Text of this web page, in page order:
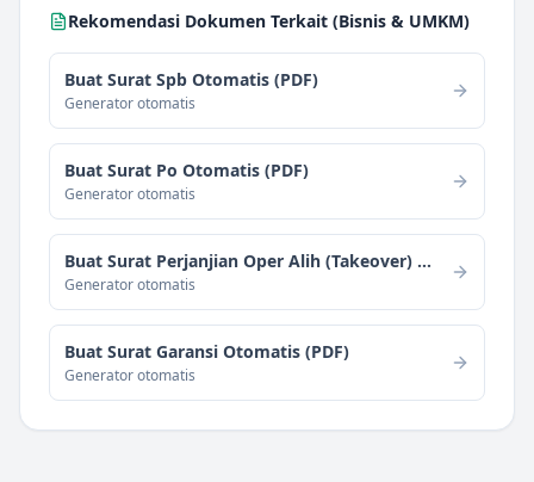
Rekomendasi Dokumen Terkait (Bisnis & UMKM)
Buat Surat Spb Otomatis (PDF)
Generator otomatis
Buat Surat Po Otomatis (PDF)
Generator otomatis
Buat Surat Perjanjian Oper Alih (Takeover) Usaha Otomatis
Generator otomatis
Buat Surat Garansi Otomatis (PDF)
Generator otomatis